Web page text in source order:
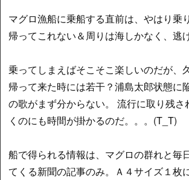
マグロ漁船に乗船する直前は、やはり乗
帰ってこれない＆周りは海しかなく、逃
乗ってしまえばそこそこ楽しいのだが、
帰って来た時には若干？浦島太郎状態に
の歌がまず分からない。 流行に取り残さ
くのにも時間が掛かるのだ。。。(T_T)
船で得られる情報は、マグロの群れと毎
てくる新聞の記事のみ。Ａ４サイズ１枚